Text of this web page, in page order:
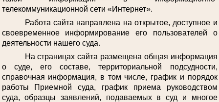
телекоммуникационной сети «Интернет».
Работа сайта направлена на открытое, доступное и
своевременное информирование его пользователей о
деятельности нашего суда.
На страницах сайта размещена общая информация
о суде, его составе, территориальной подсудности,
справочная информация, в том числе, график и порядок
работы Приемной суда, график приема руководством
суда, образцы заявлений, подаваемых в суд и многое